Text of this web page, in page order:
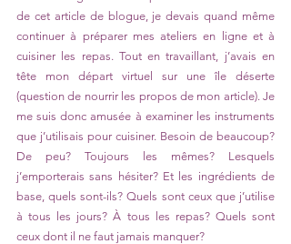
de cet article de blogue, je devais quand même
continuer à préparer mes ateliers en ligne et à
cuisiner les repas. Tout en travaillant, j’avais en
tête mon départ virtuel sur une île déserte
(question de nourrir les propos de mon article). Je
me suis donc amusée à examiner les instruments
que j’utilisais pour cuisiner. Besoin de beaucoup?
De peu? Toujours les mêmes? Lesquels
j’emporterais sans hésiter? Et les ingrédients de
base, quels sont-ils? Quels sont ceux que j’utilise
à tous les jours? À tous les repas? Quels sont
ceux dont il ne faut jamais manquer?